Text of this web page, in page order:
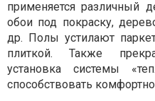
применяется различный
обои под покраску,
др. Полы устилают
плиткой. Также
установка системы
способствовать